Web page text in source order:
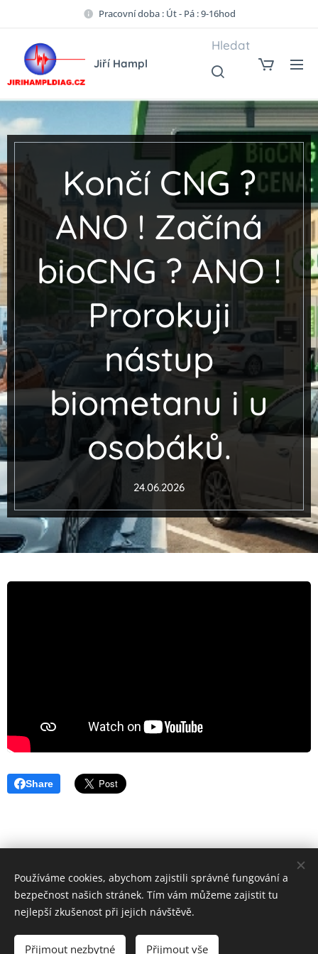
Pracovní doba : Út - Pá : 9-16hod
Jiří Hampl
Hledat
Končí CNG ?
ANO ! Začíná
bioCNG ? ANO !
Prorokuji
nástup
biometanu i u
osobáků.
24.06.2026
Share
© 2023 Všechna práva vyhrazena
Cookies
CZK Kč
EUR €
Používáme cookies, abychom zajistili správné fungování a
bezpečnost našich stránek. Tím vám můžeme zajistit tu
nejlepší zkušenost při jejich návštěvě.
Přijmout nezbytné Přijmout vše